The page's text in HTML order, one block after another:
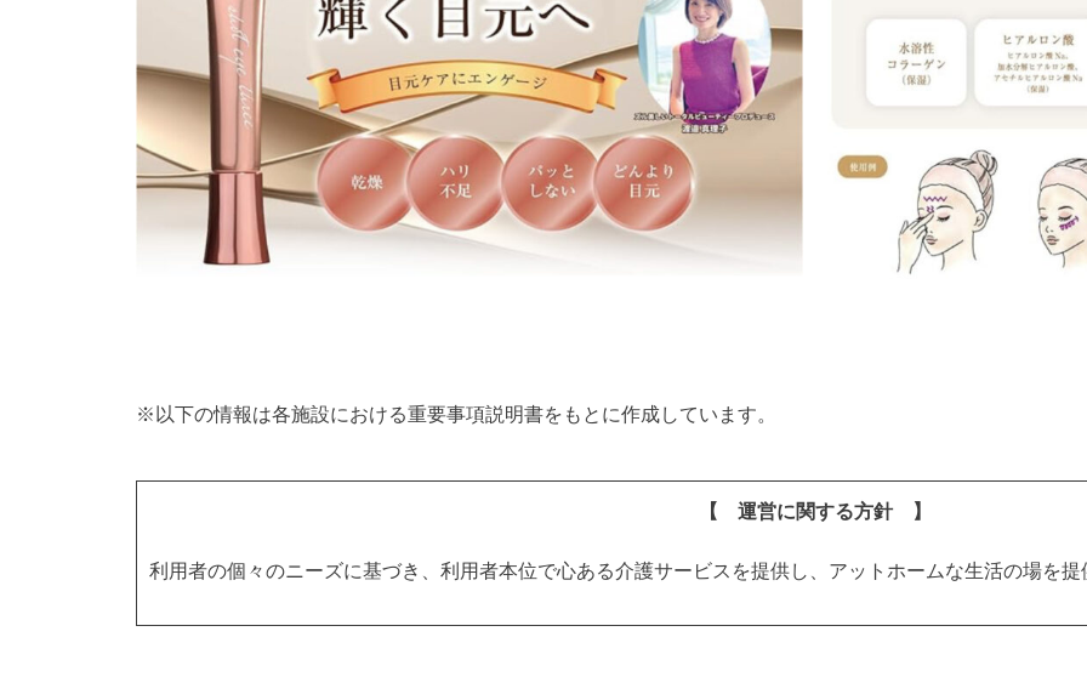
※以下の情報は各施設における重要事項説明書をもとに作成しています。
【 運営に関する方針 】
利用者の個々のニーズに基づき、利用者本位で心ある介護サービスを提供し、アットホームな生活の場を提